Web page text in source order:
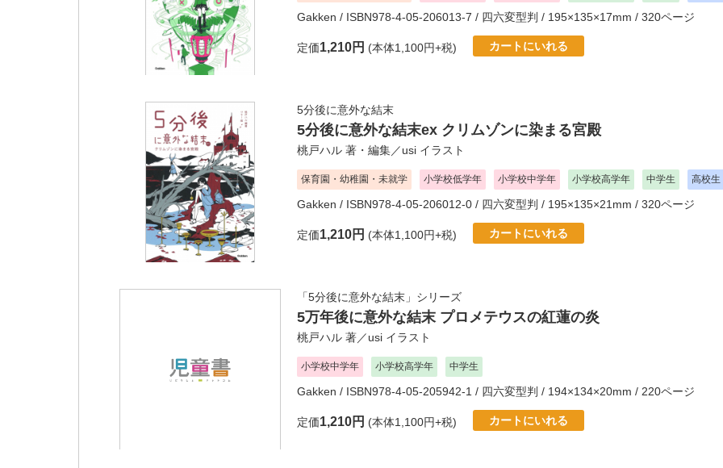
Gakken / ISBN978-4-05-206013-7 / 四六変型判 / 195×135×17mm / 320ページ
定価1,210円 (本体1,100円+税) カートにいれる
5分後に意外な結末
5分後に意外な結末ex クリムゾンに染まる宮殿
桃戸ハル 著・編集／usi イラスト
保育園・幼稚園・未就学 小学校低学年 小学校中学年 小学校高学年 中学生 高校生
Gakken / ISBN978-4-05-206012-0 / 四六変型判 / 195×135×21mm / 320ページ
定価1,210円 (本体1,100円+税) カートにいれる
「5分後に意外な結末」シリーズ
5万年後に意外な結末 プロメテウスの紅蓮の炎
桃戸ハル 著／usi イラスト
小学校中学年 小学校高学年 中学生
Gakken / ISBN978-4-05-205942-1 / 四六変型判 / 194×134×20mm / 220ページ
定価1,210円 (本体1,100円+税) カートにいれる